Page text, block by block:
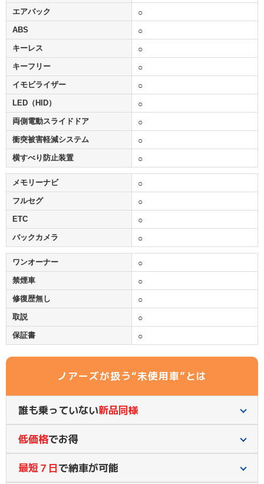
エアバック ○
ABS ○
キーレス ○
キーフリー ○
イモビライザー ○
LED（HID） ○
両側電動スライドドア ○
衝突被害軽減システム ○
横すべり防止装置 ○
メモリーナビ ○
フルセグ ○
ETC ○
バックカメラ ○
ワンオーナー ○
禁煙車 ○
修復歴無し ○
取説 ○
保証書 ○
ノアーズが扱う“未使用車”とは
誰も乗っていない新品同様
低価格でお得
最短７日で納車が可能